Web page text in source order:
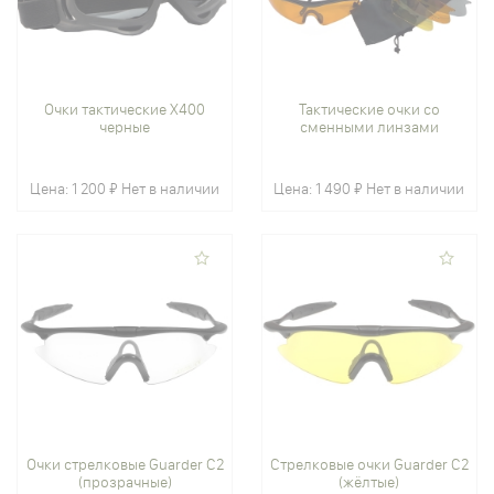
Очки тактические X400
черные
Цена: 1 200 ₽ Нет в наличии
Тактические очки со
сменными линзами
Цена: 1 490 ₽ Нет в наличии
Очки стрелковые Guarder C2
(прозрачные)
Стрелковые очки Guarder C2
(жёлтые)